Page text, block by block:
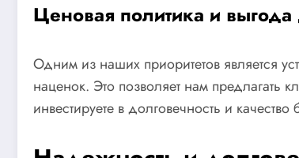
Ценовая политика и выгода
Одним из наших приоритетов является
наценок. Это позволяет нам
инвестируете в долговечность и качество